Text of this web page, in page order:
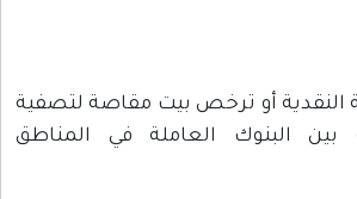
أو ترخص بيت مقاصة لتصفية
بين البنوك العاملة في المناطق